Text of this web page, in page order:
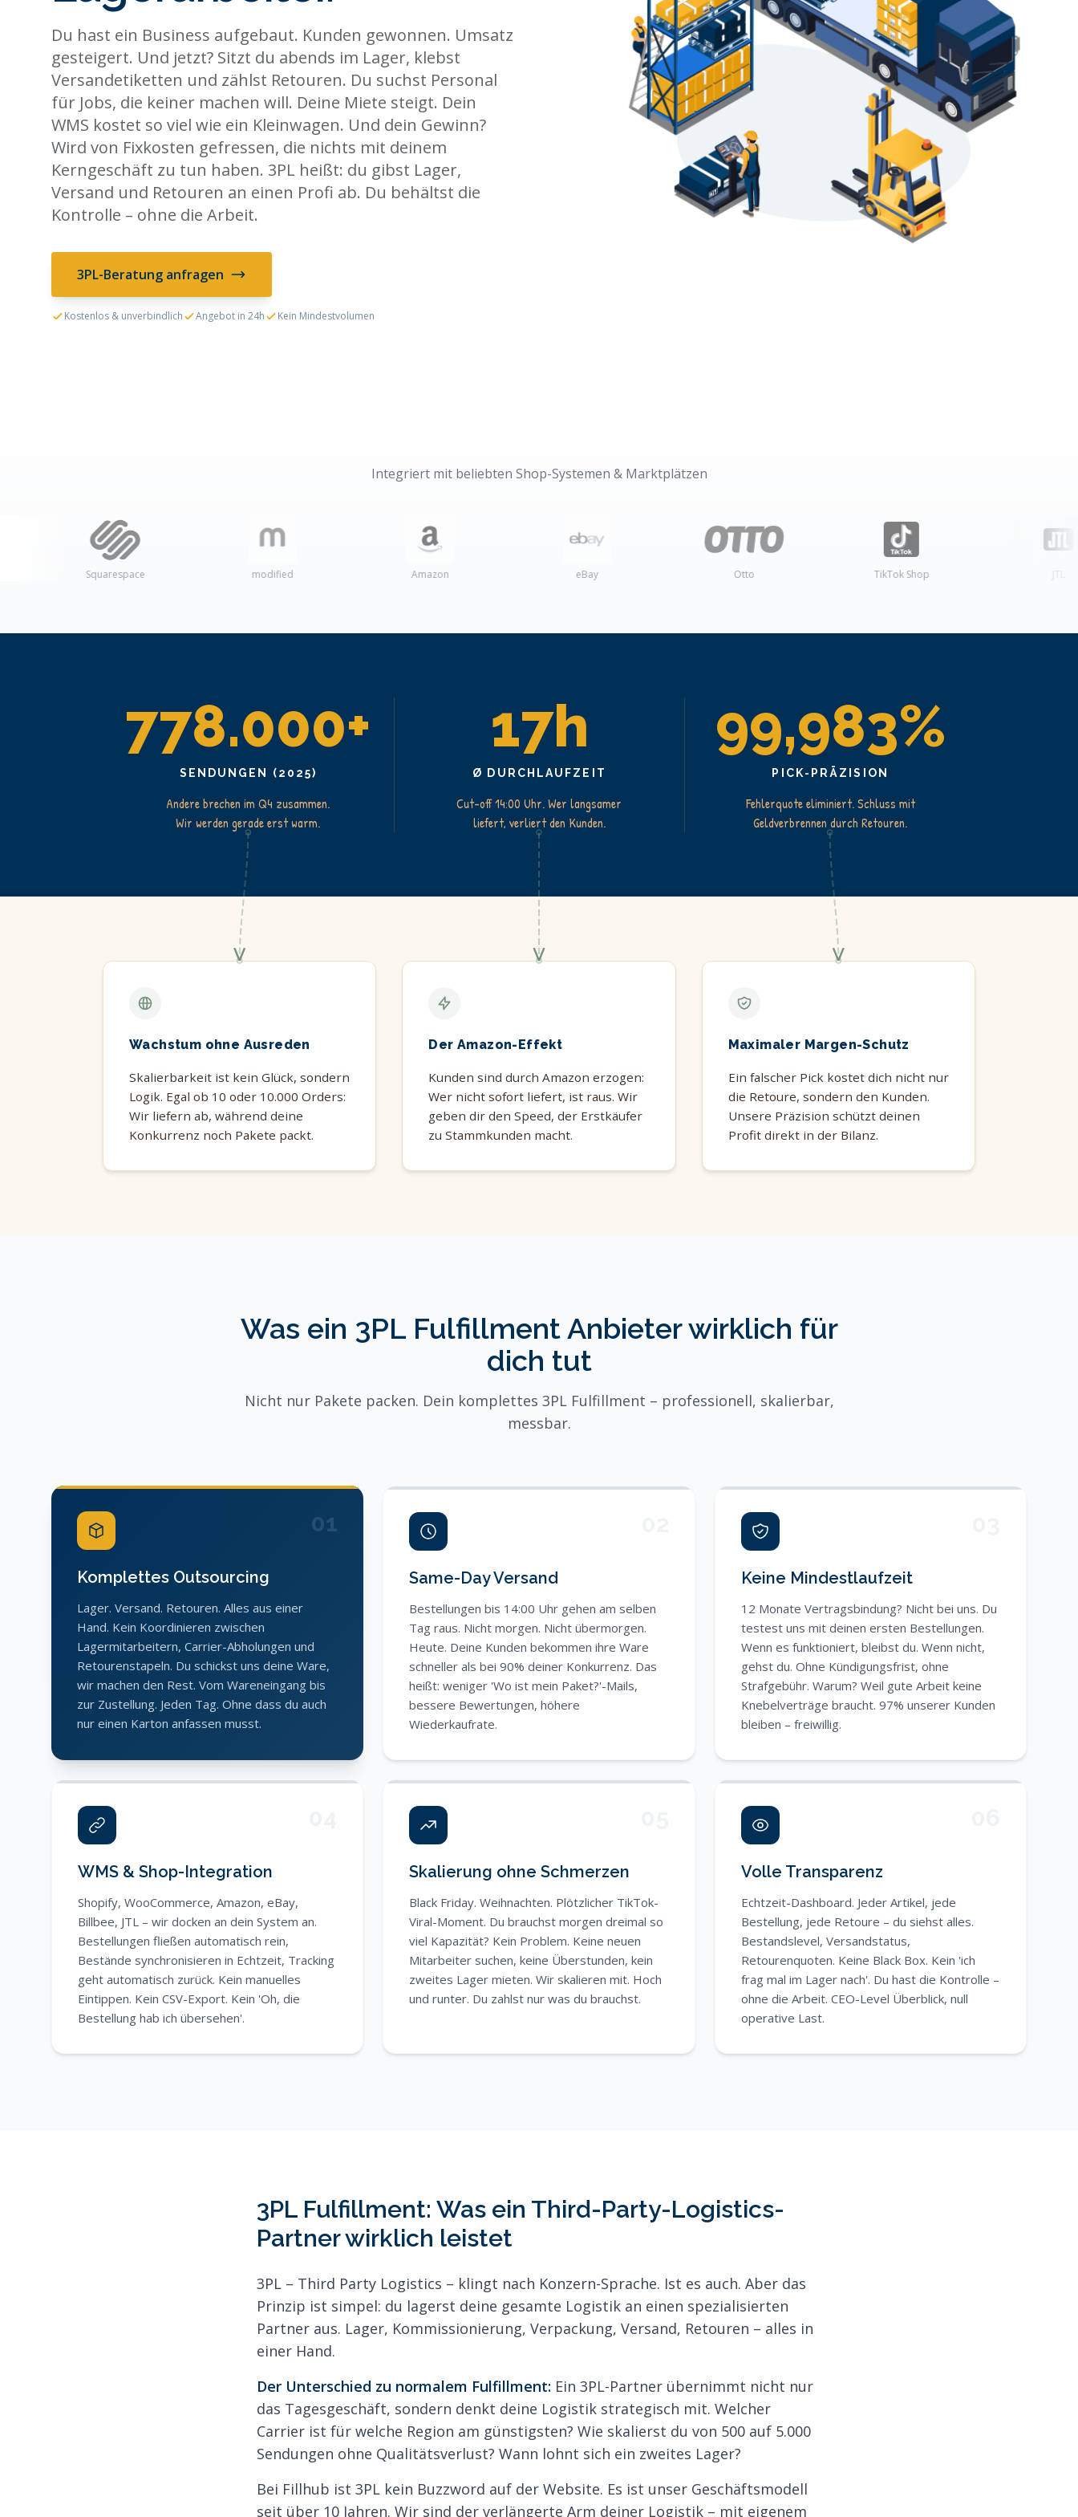
Du hast ein Business aufgebaut. Kunden gewonnen. Umsatz
gesteigert. Und jetzt? Sitzt du abends im Lager, klebst
Versandetiketten und zählst Retouren. Du suchst Personal
für Jobs, die keiner machen will. Deine Miete steigt. Dein
WMS kostet so viel wie ein Kleinwagen. Und dein Gewinn?
Wird von Fixkosten gefressen, die nichts mit deinem
Kerngeschäft zu tun haben. 3PL heißt: du gibst Lager,
Versand und Retouren an einen Profi ab. Du behältst die
Kontrolle – ohne die Arbeit.
3PL-Beratung anfragen
Kostenlos & unverbindlich Angebot in 24h Kein Mindestvolumen
Integriert mit beliebten Shop-Systemen & Marktplätzen
778.000+
SENDUNGEN (2025)
Andere brechen im Q4 zusammen.
Wir werden gerade erst warm.
17h
Ø DURCHLAUFZEIT
Cut-off 14:00 Uhr. Wer langsamer
liefert, verliert den Kunden.
99,983%
PICK-PRÄZISION
Fehlerquote eliminiert. Schluss mit
Geldverbrennen durch Retouren.
Wachstum ohne Ausreden
Skalierbarkeit ist kein Glück, sondern
Logik. Egal ob 10 oder 10.000 Orders:
Wir liefern ab, während deine
Konkurrenz noch Pakete packt.
Der Amazon-Effekt
Kunden sind durch Amazon erzogen:
Wer nicht sofort liefert, ist raus. Wir
geben dir den Speed, der Erstkäufer
zu Stammkunden macht.
Maximaler Margen-Schutz
Ein falscher Pick kostet dich nicht nur
die Retoure, sondern den Kunden.
Unsere Präzision schützt deinen
Profit direkt in der Bilanz.
Was ein 3PL Fulfillment Anbieter wirklich für
dich tut
Nicht nur Pakete packen. Dein komplettes 3PL Fulfillment – professionell, skalierbar,
messbar.
01
Komplettes Outsourcing
Lager. Versand. Retouren. Alles aus einer
Hand. Kein Koordinieren zwischen
Lagermitarbeitern, Carrier-Abholungen und
Retourenstapeln. Du schickst uns deine Ware,
wir machen den Rest. Vom Wareneingang bis
zur Zustellung. Jeden Tag. Ohne dass du auch
nur einen Karton anfassen musst.
Same-Day Versand
Bestellungen bis 14:00 Uhr gehen am selben
Tag raus. Nicht morgen. Nicht übermorgen.
Heute. Deine Kunden bekommen ihre Ware
schneller als bei 90% deiner Konkurrenz. Das
heißt: weniger 'Wo ist mein Paket?'-Mails,
bessere Bewertungen, höhere
Wiederkaufrate.
Keine Mindestlaufzeit
12 Monate Vertragsbindung? Nicht bei uns. Du
testest uns mit deinen ersten Bestellungen.
Wenn es funktioniert, bleibst du. Wenn nicht,
gehst du. Ohne Kündigungsfrist, ohne
Strafgebühr. Warum? Weil gute Arbeit keine
Knebelverträge braucht. 97% unserer Kunden
bleiben – freiwillig.
WMS & Shop-Integration
Shopify, WooCommerce, Amazon, eBay,
Billbee, JTL – wir docken an dein System an.
Bestellungen fließen automatisch rein,
Bestände synchronisieren in Echtzeit, Tracking
geht automatisch zurück. Kein manuelles
Eintippen. Kein CSV-Export. Kein 'Oh, die
Bestellung hab ich übersehen'.
Skalierung ohne Schmerzen
Black Friday. Weihnachten. Plötzlicher TikTok-
Viral-Moment. Du brauchst morgen dreimal so
viel Kapazität? Kein Problem. Keine neuen
Mitarbeiter suchen, keine Überstunden, kein
zweites Lager mieten. Wir skalieren mit. Hoch
und runter. Du zahlst nur was du brauchst.
Volle Transparenz
Echtzeit-Dashboard. Jeder Artikel, jede
Bestellung, jede Retoure – du siehst alles.
Bestandslevel, Versandstatus,
Retourenquoten. Keine Black Box. Kein 'ich
frag mal im Lager nach'. Du hast die Kontrolle –
ohne die Arbeit. CEO-Level Überblick, null
operative Last.
3PL Fulfillment: Was ein Third-Party-Logistics-
Partner wirklich leistet
3PL – Third Party Logistics – klingt nach Konzern-Sprache. Ist es auch. Aber das
Prinzip ist simpel: du lagerst deine gesamte Logistik an einen spezialisierten
Partner aus. Lager, Kommissionierung, Verpackung, Versand, Retouren – alles in
einer Hand.
Der Unterschied zu normalem Fulfillment: Ein 3PL-Partner übernimmt nicht nur
das Tagesgeschäft, sondern denkt deine Logistik strategisch mit. Welcher
Carrier ist für welche Region am günstigsten? Wie skalierst du von 500 auf 5.000
Sendungen ohne Qualitätsverlust? Wann lohnt sich ein zweites Lager?
Bei Fillhub ist 3PL kein Buzzword auf der Website. Es ist unser Geschäftsmodell
seit über 10 Jahren. Wir sind der verlängerte Arm deiner Logistik – mit eigenem